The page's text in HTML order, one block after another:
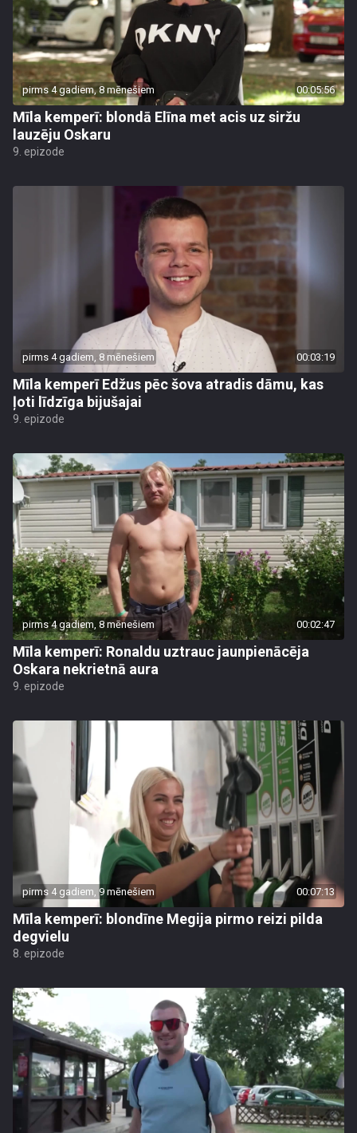
pirms 4 gadiem, 8 mēnešiem 00:05:56
Mīla kemperī: blondā Elīna met acis uz siržu
lauzēju Oskaru
9. epizode
pirms 4 gadiem, 8 mēnešiem 00:03:19
Mīla kemperī Edžus pēc šova atradis dāmu, kas
ļoti līdzīga bijušajai
9. epizode
pirms 4 gadiem, 8 mēnešiem 00:02:47
Mīla kemperī: Ronaldu uztrauc jaunpienācēja
Oskara nekrietnā aura
9. epizode
pirms 4 gadiem, 9 mēnešiem 00:07:13
Mīla kemperī: blondīne Megija pirmo reizi pilda
degvielu
8. epizode